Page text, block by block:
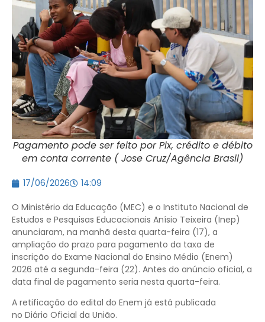
Pagamento pode ser feito por Pix, crédito e débito
em conta corrente ( Jose Cruz/Agência Brasil)
17/06/2026 14:09
O Ministério da Educação (MEC) e o Instituto Nacional de
Estudos e Pesquisas Educacionais Anísio Teixeira (Inep)
anunciaram, na manhã desta quarta-feira (17), a
ampliação do prazo para pagamento da taxa de
inscrição do Exame Nacional do Ensino Médio (Enem)
2026 até a segunda-feira (22). Antes do anúncio oficial, a
data final de pagamento seria nesta quarta-feira.
A retificação do edital do Enem já está publicada
no Diário Oficial da União.